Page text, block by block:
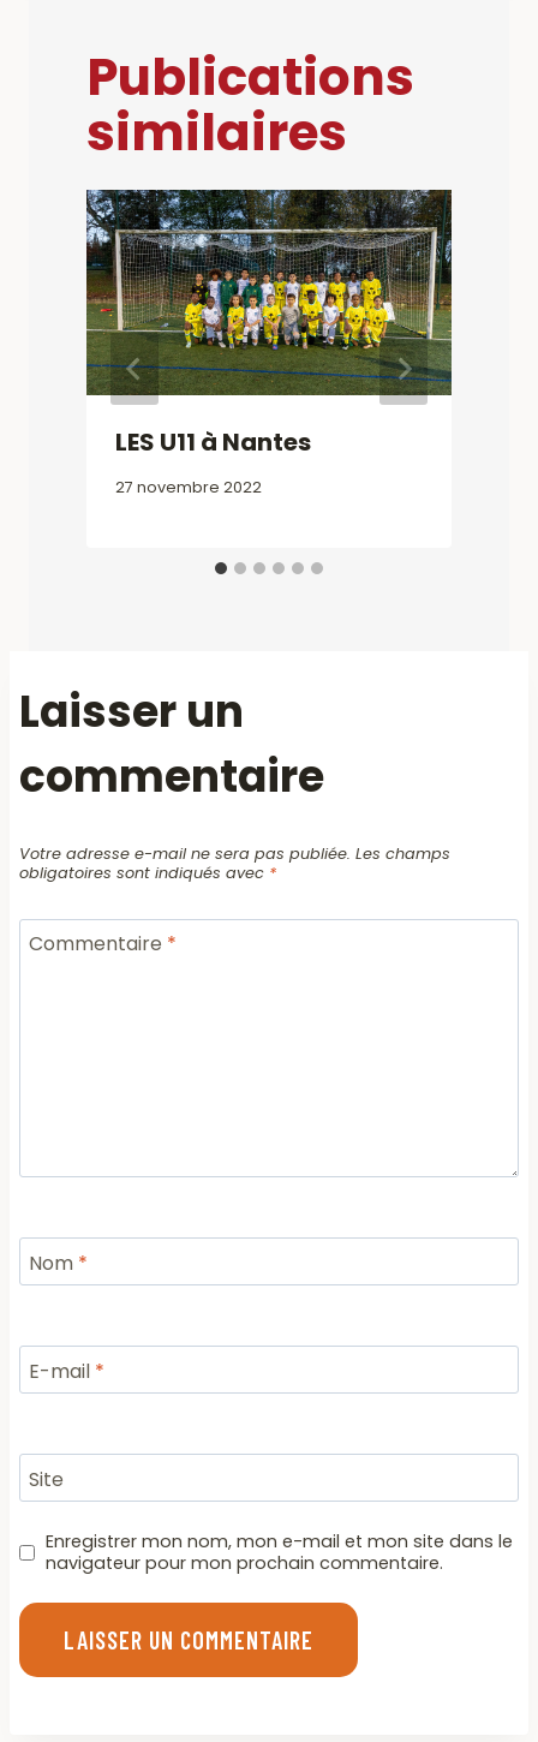
Publications
similaires
LES U11 à Nantes
27 novembre 2022
Laisser un
commentaire
Votre adresse e-mail ne sera pas publiée. Les champs
obligatoires sont indiqués avec *
Commentaire *
Nom *
E-mail *
Site
Enregistrer mon nom, mon e-mail et mon site dans le
navigateur pour mon prochain commentaire.